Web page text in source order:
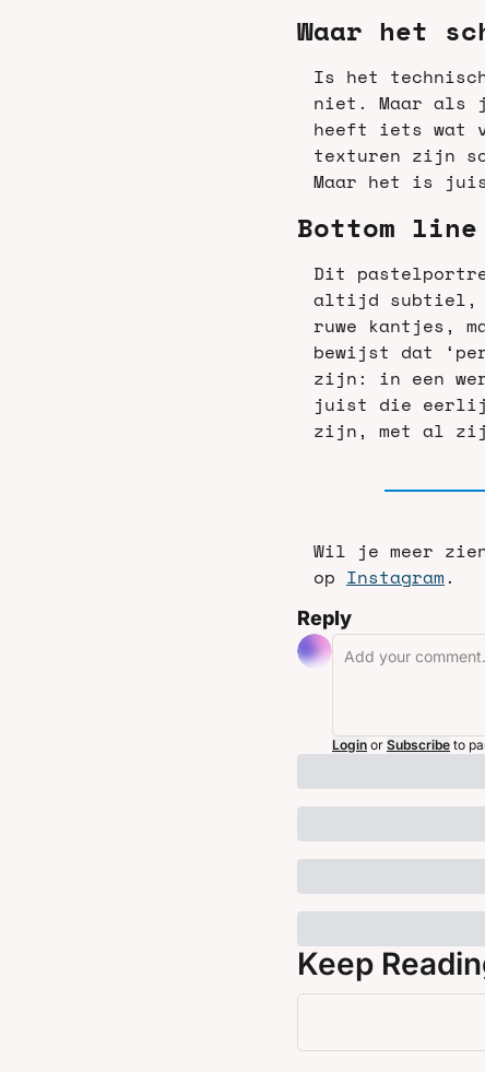
Waar het
Is het
niet. Maar als
heeft iets wat
texturen zijn
Maar het is
Bottom line
Dit
altijd subtiel,
ruwe kantjes,
bewijst dat
zijn: in een
juist die
zijn, met al
Wil je meer
op Instagram.
Reply
Login or Subscribe to
Keep